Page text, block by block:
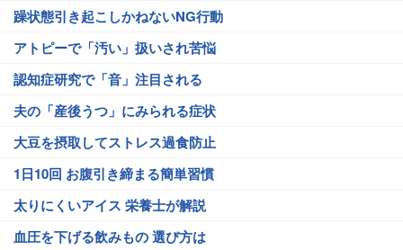
躁状態引き起こしかねないNG行動
アトピーで「汚い」扱いされ苦悩
認知症研究で「音」注目される
夫の「産後うつ」にみられる症状
大豆を摂取してストレス過食防止
1日10回 お腹引き締まる簡単習慣
太りにくいアイス 栄養士が解説
血圧を下げる飲みもの 選び方は